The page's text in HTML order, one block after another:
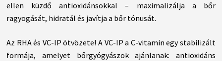
ellen küzdő antioxidánsokkal – maximalizálja a bőr
ragyogását, hidratál és javítja a bőr tónusát.
Az RHA és VC-IP ötvözete! A VC-IP a C-vitamin egy stabilizált
formája, amelyet bőrgyógyászok ajánlanak: antioxidáns